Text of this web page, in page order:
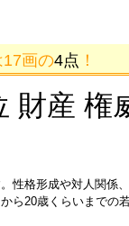
17画の4点 ！
財産 権
性格形成や対人関係
ら20歳くらいまでの